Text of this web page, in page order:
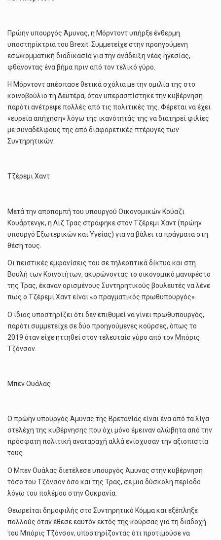
Πρώην υπουργός Άμυνας, η Μόρντοντ υπήρξε ένθερμη
υποστηρίκτρια του Brexit. Συμμετείχε στην προηγούμενη
εσωκομματική διαδικασία για την ανάδειξη νέας ηγεσίας,
φθάνοντας ένα βήμα πριν από τον τελικό γύρο.
Η Μόρντοντ απέσπασε θετικά σχόλια με την ομιλία της στο
κοινοβούλιο τη Δευτέρα, όταν υπερασπίστηκε την κυβέρνηση
παρότι ανέτρεψε πολλές από τις πολιτικές της. Φέρεται να έχει
«ευρεία απήχηση» λόγω της ικανότητάς της να διατηρεί φιλίες
με συναδέλφους της από διαφορετικές πτέρυγες των
Συντηρητικών.
Τζέρεμι Χαντ
Μετά την αποπομπή του υπουργού Οικονομικών Κούαζι
Κουάρτενγκ, η Λιζ Τρας στράφηκε στον Τζέρεμι Χαντ (πρώην
υπουργό Εξωτερικών και Υγείας) για να βάλει τα πράγματα στη
θέση τους.
Οι πειστικές εμφανίσεις του σε τηλεοπτικά δίκτυα και στη
Βουλή των Κοινοτήτων, ακυρώνοντας το οικονομικό μανιφέστο
της Τρας, έκαναν ορισμένους Συντηρητικούς βουλευτές να λένε
πως ο Τζέρεμι Χαντ είναι «ο πραγματικός πρωθυπουργός».
Ο ίδιος υποστηρίζει ότι δεν επιθυμεί να γίνει πρωθυπουργός,
παρότι συμμετείχε σε δύο προηγούμενες κούρσες, όπως το
2019 όταν είχε ηττηθεί στον τελευταίο γύρο από τον Μπόρις
Τζόνσον.
Μπεν Ουάλας
Ο πρώην υπουργός Άμυνας της Βρετανίας είναι ένα από τα λίγα
στελέχη της κυβέρνησης που όχι μόνο έμειναν αλώβητα από την
πρόσφατη πολιτική αναταραχή αλλά ενίσχυσαν την αξιοπιστία
τους.
Ο Μπεν Ουάλας διετέλεσε υπουργός Άμυνας στην κυβέρνηση
τόσο του Τζόνσον όσο και της Τρας, σε μια δύσκολη περίοδο
λόγω του πολέμου στην Ουκρανία.
Θεωρείται δημοφιλής στο Συντηρητικό Κόμμα και εξέπληξε
πολλούς όταν έθεσε εαυτόν εκτός της κούρσας για τη διαδοχή
του Μπόρις Τζόνσον, υποστηρίζοντας ότι προτιμούσε να